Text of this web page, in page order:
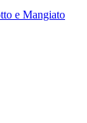
e Mangiato